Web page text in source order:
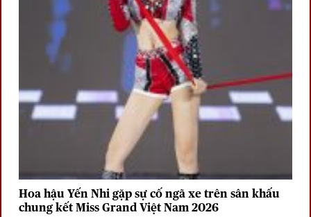
Hoa hậu Yến Nhi gặp sự cố ngã xe trên sân khấu
chung kết Miss Grand Việt Nam 2026